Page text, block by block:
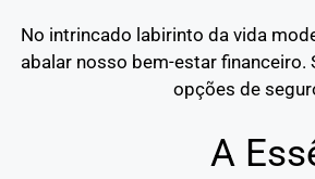
No intrincado labirinto da vida
abalar nosso bem-estar
opções de
A